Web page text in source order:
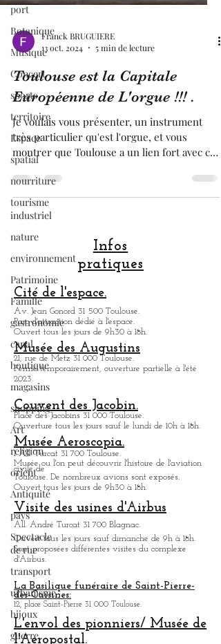
port
Botanique
Musique
Concert
sports
territoire
Espace
spatial
nourriture
tourisme
industriel
nature
environnement
Patrimoine
Famille
gastronomie
canal
boutique
magasins
shopping
Art
religion
orient
Antiquité
pays
Spectacle
de rue
transport
urbanisme
bijoux
guerre
Franck BRUGUIERE
13 oct. 2024
5 min de lecture
Toulouse est la Capitale
Européenne de L'orgue !!! .
Je voulais vous présenter, un instrument
très particulier qu'est l'orgue, et vous
montrer que Toulouse a un lien fort avec ce
dernier !!! . En effet, chaque première
quinzaine d'Octobre a lieu dans la ville rose
un Festival : Toulouse les Orgues. Ce
Festival consacre le fait que Toulouse, de
part son patrimoine organique , est durant
de Festival, la Capitale Européenne de
l'Orgue Les plus grands organistes du
monde, entier viennent à Toulouse , pour
nous offrir tous les soir
pratiques
Cité de l'espace.
Av. Jean Gonord 31 500 Toulouse.
Parc d'attraction dédié à l'espace.
Ouvert tous les jours de 9h30 à 18h.
Musée des Augustins
21, rue de Metz 31 000 Toulouse.
Fermé temporairement, ouverture partielle à l'été
2023.
Couvent des Jacobin.
Place des Jacobins 31 000 Toulouse.
Ouverture tous les jours sauf le lundi de 10h à 18h.
Musée Aeroscopia.
1 All. Turcat 31 700 Toulouse.
Musée ou
civile de
Toulouse. De nombreux avions sont exposés.
Ouvert tous les jours de 9h30 à 18h.
Visite des usines d'Airbus
All. André Turcat 31 700 Blagnac.
Ouvert tous les jours sauf dimanche de 9h à 18h.
Sont proposées différentes visites du complexe
d'Airbus.
La Basilique funéraire de Saint-Pierre-
des-Cuisines:
12, place Saint-Pierre 31 000 Toulouse.